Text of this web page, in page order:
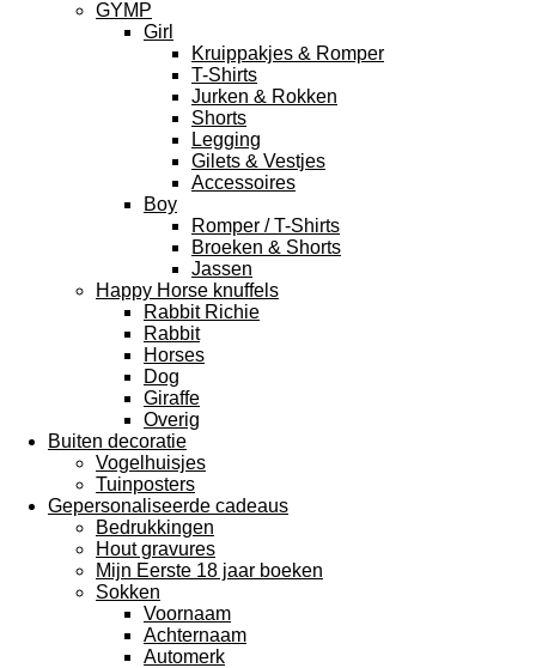
GYMP
Girl
Kruippakjes & Romper
T-Shirts
Jurken & Rokken
Shorts
Legging
Gilets & Vestjes
Accessoires
Boy
Romper / T-Shirts
Broeken & Shorts
Jassen
Happy Horse knuffels
Rabbit Richie
Rabbit
Horses
Dog
Giraffe
Overig
Buiten decoratie
Vogelhuisjes
Tuinposters
Gepersonaliseerde cadeaus
Bedrukkingen
Hout gravures
Mijn Eerste 18 jaar boeken
Sokken
Voornaam
Achternaam
Automerk